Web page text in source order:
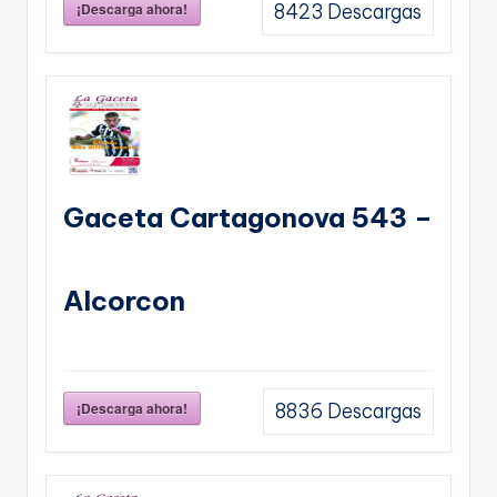
¡Descarga ahora! 8423 Descargas
Gaceta Cartagonova 543 –
Alcorcon
¡Descarga ahora! 8836 Descargas